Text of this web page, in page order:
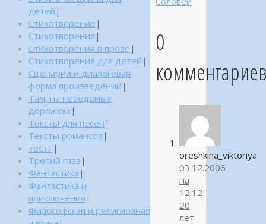
0
oreshkina_viktoriya
03.12.2006
на
12:12
20
лет
детей |
Стихотворение |
Стихотворения |
Стихотворения в прозе |
Стихотворения для детей |
Сценарии и диалоговая
форма произведений |
Там, на неведомых
дорожках |
Тексты для песен |
Тексты романсов |
тест1 |
Третий глаз |
Фантастика |
Фантастика и
приключения |
Философская и религиозная